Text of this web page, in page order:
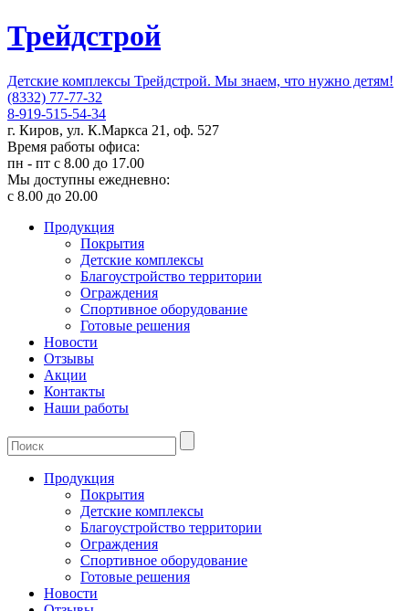
Трейдстрой
Детские комплексы Трейдстрой. Мы знаем, что нужно детям!
(8332) 77-77-32
8-919-515-54-34
г. Киров, ул. К.Маркса 21, оф. 527
Время работы офиса:
пн - пт с 8.00 до 17.00
Мы доступны ежедневно:
с 8.00 до 20.00
Продукция
Покрытия
Детские комплексы
Благоустройство территории
Ограждения
Спортивное оборудование
Готовые решения
Новости
Отзывы
Акции
Контакты
Наши работы
Продукция
Покрытия
Детские комплексы
Благоустройство территории
Ограждения
Спортивное оборудование
Готовые решения
Новости